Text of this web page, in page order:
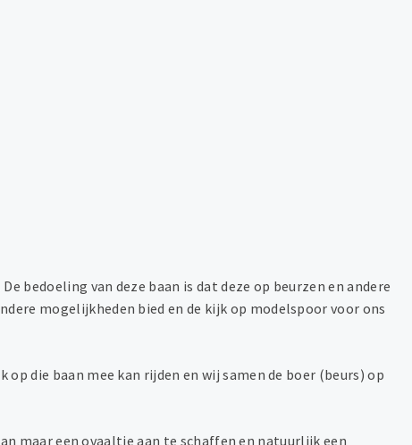
bedoeling van deze baan is dat deze op beurzen en andere
mogelijkheden bied en de kijk op modelspoor voor ons
die baan mee kan rijden en wij samen de boer (beurs) op
maar een ovaaltje aan te schaffen en natuurlijk een